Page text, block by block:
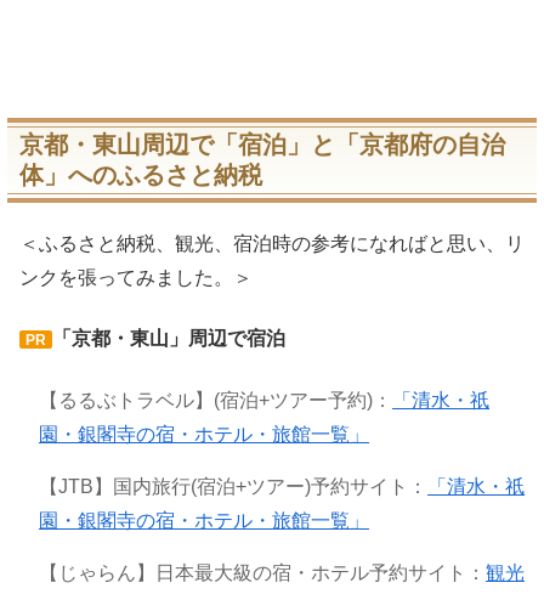
京都・東山周辺で「宿泊」と「京都府の自治
体」へのふるさと納税
＜ふるさと納税、観光、宿泊時の参考になればと思い、リ
ンクを張ってみました。＞
PR 「京都・東山」周辺で宿泊
【るるぶトラベル】(宿泊+ツアー予約)：
「清水・祇
園・銀閣寺の宿・ホテル・旅館一覧」
【JTB】国内旅行(宿泊+ツアー)予約サイト：
「清水・祇
園・銀閣寺の宿・ホテル・旅館一覧」
【じゃらん】日本最大級の宿・ホテル予約サイト： 観光